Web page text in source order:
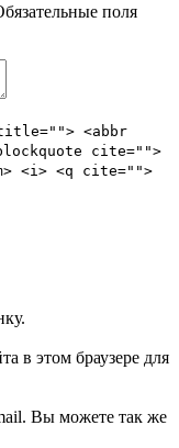
поля
<abbr
cite="">
<i> <q cite="">
в этом браузере для
Вы можете так же